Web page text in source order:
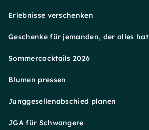
Erlebnisse verschenken
Geschenke für jemanden, der alles hat
Sommercocktails 2026
Blumen pressen
Junggesellenabschied planen
JGA für Schwangere